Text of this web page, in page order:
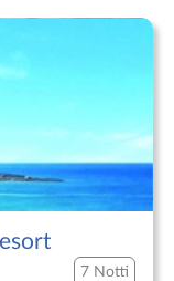
7 Notti